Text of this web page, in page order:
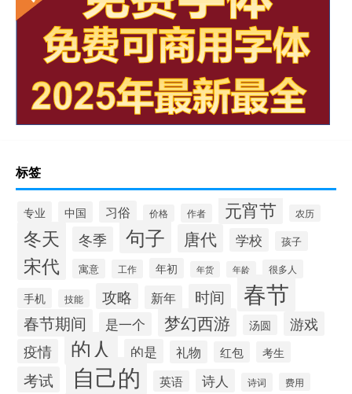
标签
专业 中国 习俗 价格 作者 元宵节 农历
冬天 冬季 句子 唐代 学校 孩子
宋代 寓意 工作 年初 年货 年龄 很多人
手机 技能 攻略 新年 时间 春节
春节期间 是一个 梦幻西游 汤圆
游戏
疫情
的人 的是 礼物 红包 考生
考试 自己的 英语 诗人 诗词 费用